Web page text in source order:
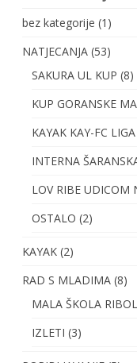
bez kategorije (1)
NATJECANJA (53)
SAKURA UL KUP (8)
KUP GORANSKE
KAYAK KAY-FC LIGA
INTERNA
LOV RIBE UDICOM
OSTALO (2)
KAYAK (2)
RAD S MLADIMA (8)
MALA ŠKOLA
IZLETI (3)